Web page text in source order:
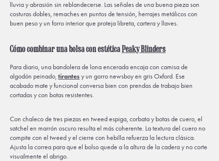
lluvia y abrasión sin reblandecerse. Las señales de una buena pieza son
costuras dobles, remaches en puntos de tensión, herrajes metálicos con
buen peso y un forro interior que proteja libreta, cartera y llaves.
Cómo combinar una bolsa con estéticaPeaky Blinders
Para diario, una bandolera de lona encerada encaja con camisa de
algodón peinado, tirantes y un gorro newsboy en gris Oxford. Ese
acabado mate y funcional conversa bien con prendas de trabajo bien
cortadas y con botas resistentes.
Con chaleco de tres piezas en tweed espiga, corbata y botas de cuero, el
satchel en marrón oscuro resulta el más coherente. La textura del cuero no
compite con el tweed y el cierre con hebilla refuerza la lectura clásica.
Ajusta la correa para que el bolso quede a la altura de la cadera y no corte
visualmente el abrigo.